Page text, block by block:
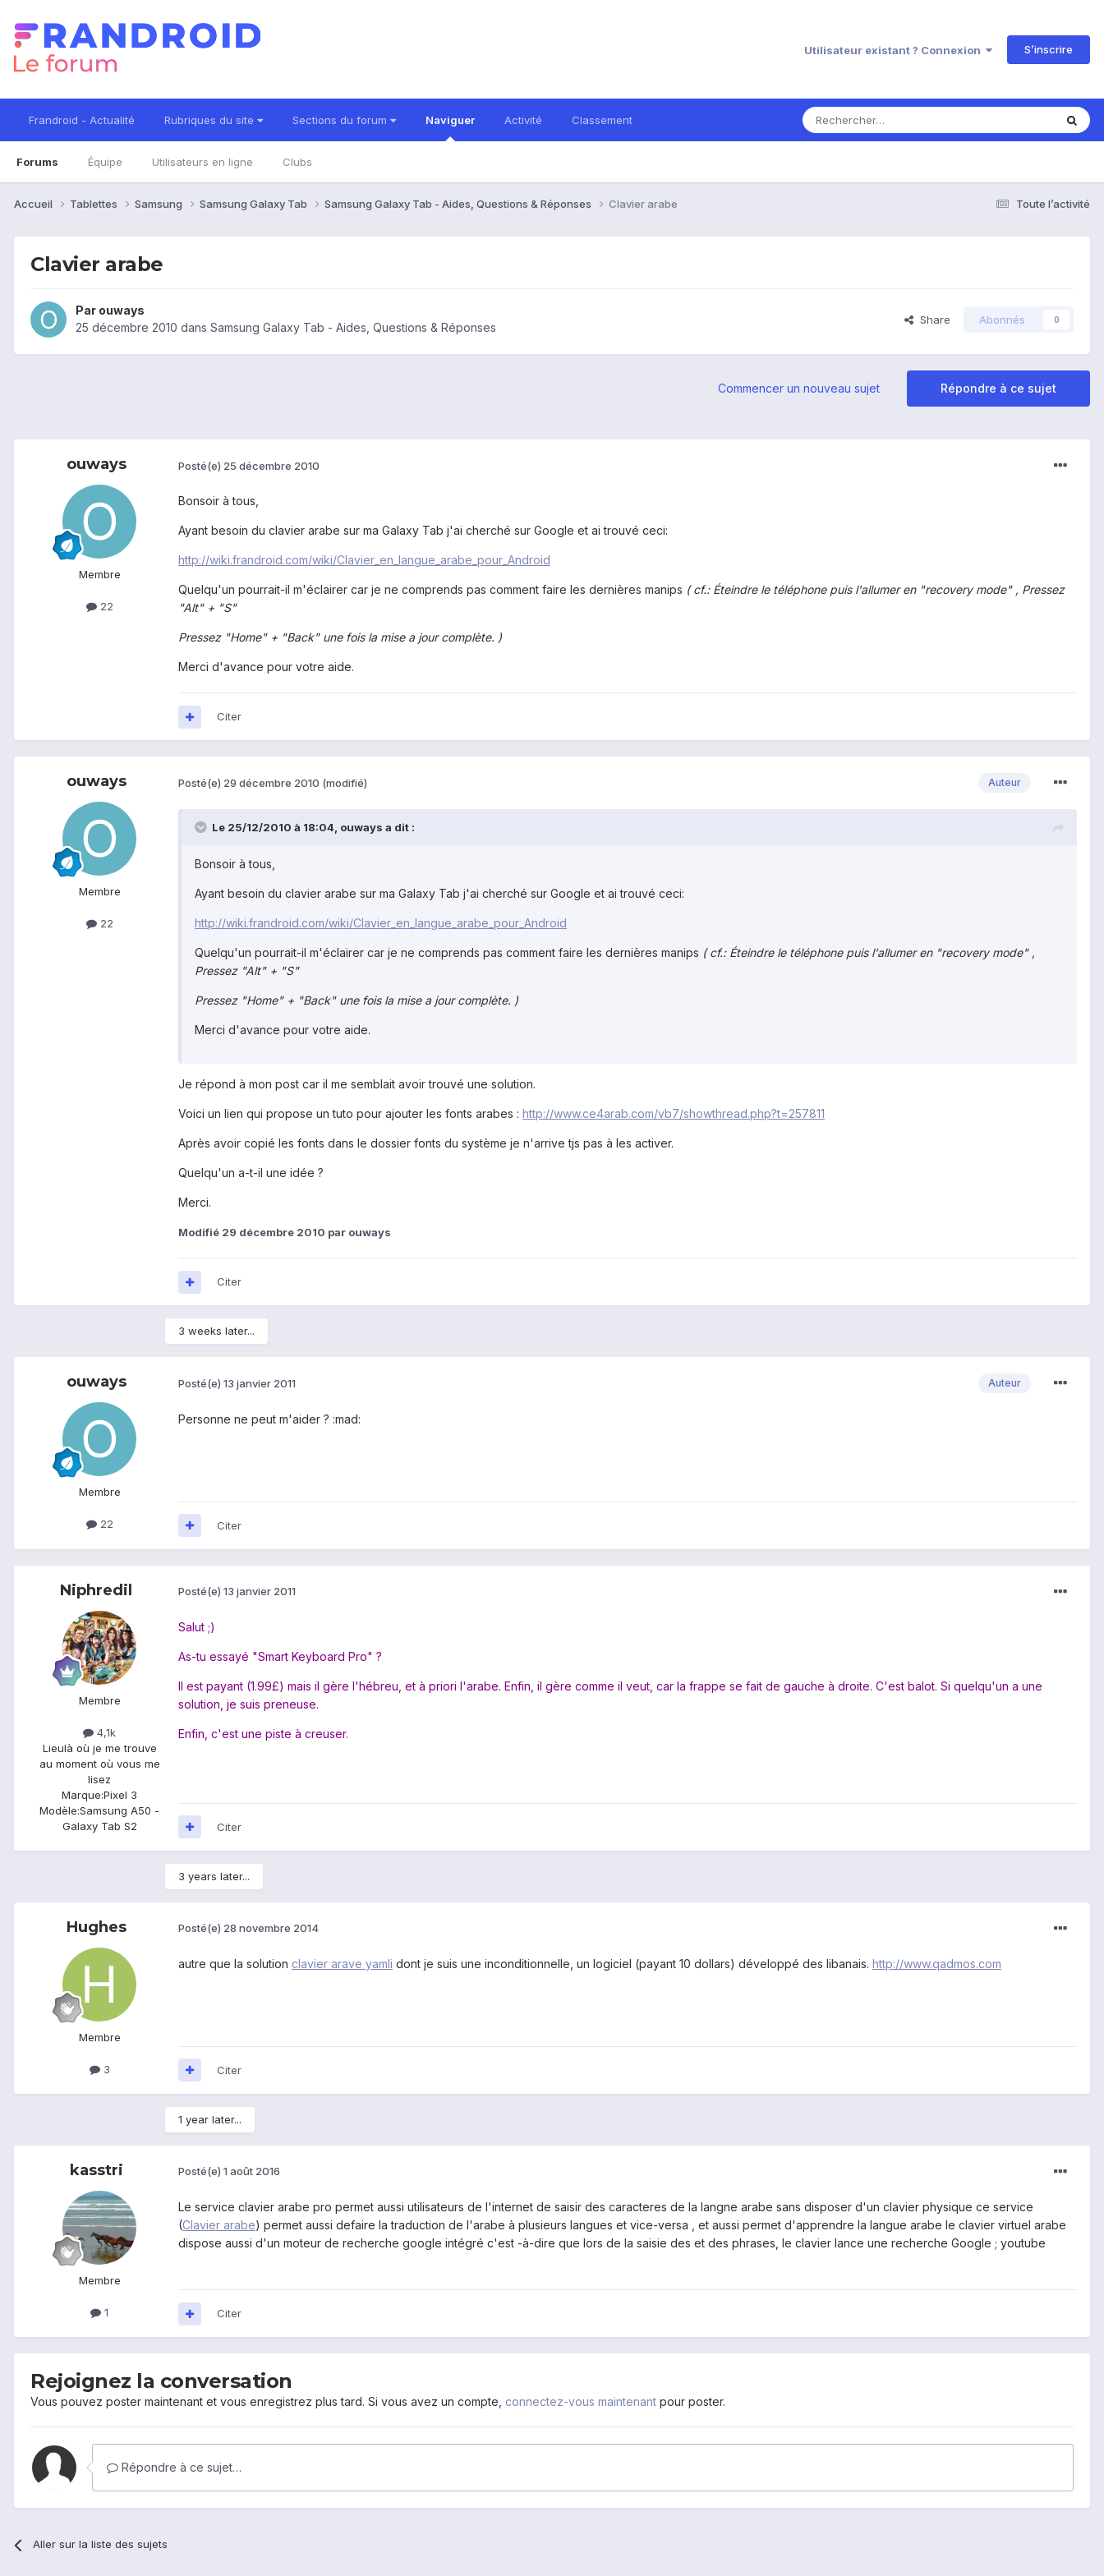
Utilisateur existant ? Connexion S’inscrire
Frandroid - Actualité Rubriques du site Sections du forum Naviguer
Forums Équipe Utilisateurs en ligne Clubs
Activité Classement
Toute l’activité
Accueil Tablettes Samsung Samsung Galaxy Tab Samsung Galaxy Tab - Aides, Questions & Réponses Clavier arabe
Clavier arabe
Par ouways
25 décembre 2010 dans Samsung Galaxy Tab - Aides, Questions & Réponses
Share Abonnés 0
Répondre à ce sujet
Commencer un nouveau sujet
ouways
Membre
22
Posté(e) 25 décembre 2010
Bonsoir à tous,
Ayant besoin du clavier arabe sur ma Galaxy Tab j'ai cherché sur Google et ai trouvé ceci:
http://wiki.frandroid.com/wiki/Clavier_en_langue_arabe_pour_Android
Quelqu'un pourrait-il m'éclairer car je ne comprends pas comment faire les dernières manips ( cf.: Éteindre le téléphone puis l'allumer en "recovery mode" , Pressez
"Alt" + "S"
Pressez "Home" + "Back" une fois la mise a jour complète. )
Merci d'avance pour votre aide.
Citer
ouways
Membre
22
Auteur
Posté(e) 29 décembre 2010 (modifié)
Le 25/12/2010 à 18:04, ouways a dit :
Bonsoir à tous,
Ayant besoin du clavier arabe sur ma Galaxy Tab j'ai cherché sur Google et ai trouvé ceci:
http://wiki.frandroid.com/wiki/Clavier_en_langue_arabe_pour_Android
Quelqu'un pourrait-il m'éclairer car je ne comprends pas comment faire les dernières manips ( cf.: Éteindre le téléphone puis l'allumer en "recovery mode" ,
Pressez "Alt" + "S"
Pressez "Home" + "Back" une fois la mise a jour complète. )
Merci d'avance pour votre aide.
Je répond à mon post car il me semblait avoir trouvé une solution.
Voici un lien qui propose un tuto pour ajouter les fonts arabes : http://www.ce4arab.com/vb7/showthread.php?t=257811
Après avoir copié les fonts dans le dossier fonts du système je n'arrive tjs pas à les activer.
Quelqu'un a-t-il une idée ?
Merci.
Modifié 29 décembre 2010 par ouways
Citer
3 weeks later...
ouways
Membre
22
Auteur
Posté(e) 13 janvier 2011
Personne ne peut m'aider ? :mad:
Citer
Niphredil
Membre
4,1k
Lieulà où je me trouve
au moment où vous me
lisez
Marque:Pixel 3
Modèle:Samsung A50 -
Galaxy Tab S2
Posté(e) 13 janvier 2011
Salut ;)
As-tu essayé "Smart Keyboard Pro" ?
Il est payant (1.99£) mais il gère l'hébreu, et à priori l'arabe. Enfin, il gère comme il veut, car la frappe se fait de gauche à droite. C'est balot. Si quelqu'un a une
solution, je suis preneuse.
Enfin, c'est une piste à creuser.
Citer
3 years later...
Hughes
Membre
3
Posté(e) 28 novembre 2014
autre que la solution clavier arave yamli dont je suis une inconditionnelle, un logiciel (payant 10 dollars) développé des libanais. http://www.qadmos.com
Citer
1 year later...
kasstri
Membre
1
Posté(e) 1 août 2016
Le service clavier arabe pro permet aussi utilisateurs de l'internet de saisir des caracteres de la langne arabe sans disposer d'un clavier physique ce service
(Clavier arabe) permet aussi defaire la traduction de l'arabe à plusieurs langues et vice-versa , et aussi permet d'apprendre la langue arabe le clavier virtuel arabe
dispose aussi d'un moteur de recherche google intégré c'est -à-dire que lors de la saisie des et des phrases, le clavier lance une recherche Google ; youtube
Citer
Rejoignez la conversation
Vous pouvez poster maintenant et vous enregistrez plus tard. Si vous avez un compte, connectez-vous maintenant pour poster.
Répondre à ce sujet…
Aller sur la liste des sujets